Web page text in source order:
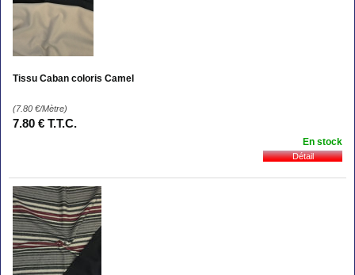
Tissu Caban coloris Camel
(7.80 €/Mètre)
7.80 € T.T.C.
En stock